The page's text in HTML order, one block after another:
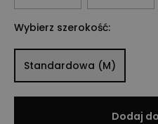
Wybierz szerokość:
Standardowa (M)
Dodaj